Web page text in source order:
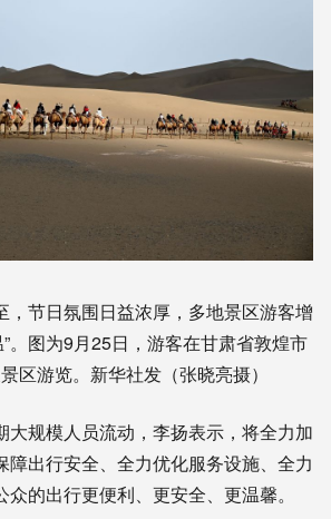
，节日氛围日益浓厚，多地景区游客增
。图为9月25日，游客在甘肃省敦煌市
区游览。新华社发（张晓亮摄）
大规模人员流动，李扬表示，将全力加
障出行安全、全力优化服务设施、全力
的出行更便利、更安全、更温馨。